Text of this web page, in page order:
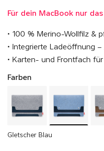
Für dein MacBook nur
• 100 % Merino-Wollfilz &
• Integrierte Ladeöffnung
• Karten- und Frontfach
Farben
Gletscher Blau